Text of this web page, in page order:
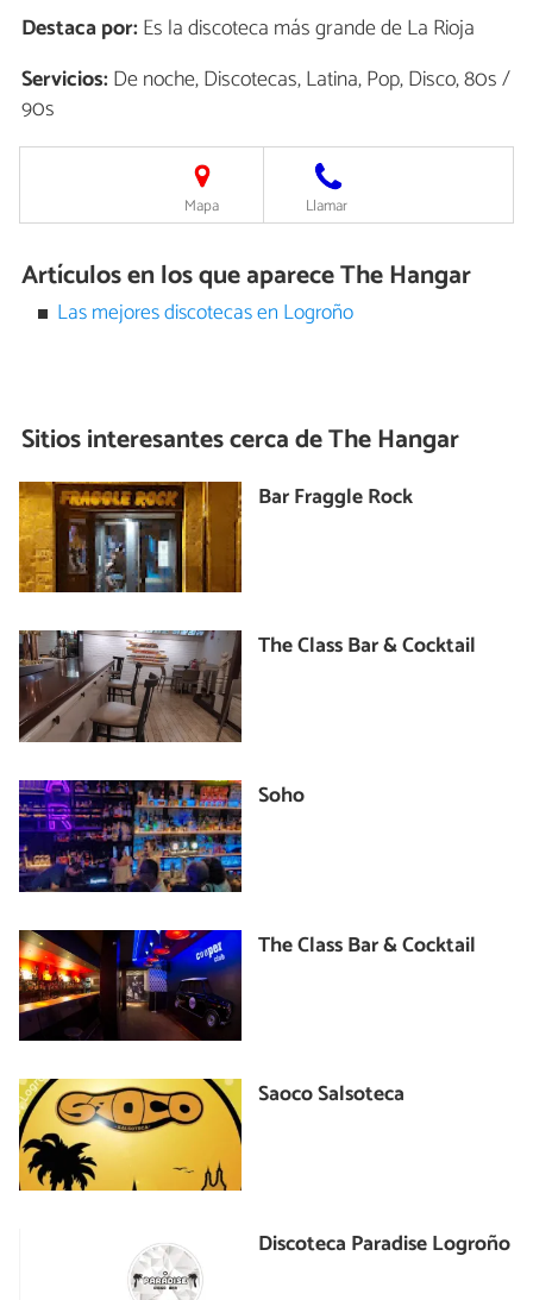
Destaca por:Es la discoteca más grande de La Rioja
Servicios:De noche, Discotecas, Latina, Pop, Disco, 80s /
90s
Mapa Llamar
Artículos en los que aparece The Hangar
Las mejores discotecas en Logroño
Sitios interesantes cerca deThe Hangar
Bar Fraggle Rock
The Class Bar & Cocktail
Soho
The Class Bar & Cocktail
Saoco Salsoteca
Discoteca Paradise Logroño